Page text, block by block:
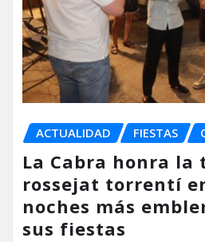
ACTUALIDAD FIESTAS
La Cabra honra
rossejat torrentí
noches más
sus fiestas